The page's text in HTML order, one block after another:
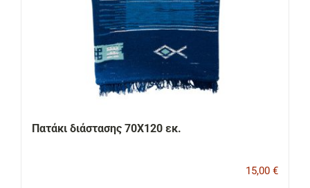
Πατάκι διάστασης 70Χ120 εκ.
15,00 €